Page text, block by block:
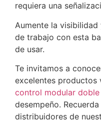
requiera una
Aumente la
de trabajo con esta
de usar.
Te invitamos a
excelentes productos
control modular doble
desempeño.
distribuidores de